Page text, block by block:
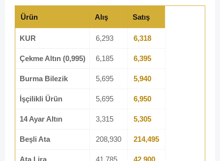
Ürün Alış Satış
KUR 6,293 6,318
Çekme Altın (0,995) 6,185 6,395
Burma Bilezik 5,695 5,940
İşçilikli Ürün 5,695 6,950
14 Ayar Altın 3,315 5,305
Beşli Ata 208,930 214,495